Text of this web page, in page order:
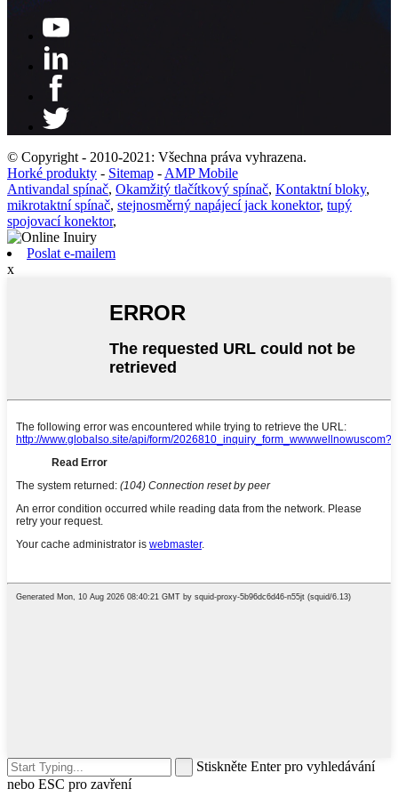
© Copyright - 2010-2021: Všechna práva vyhrazena.
Horké produkty - Sitemap - AMP Mobile
Antivandal spínač, Okamžitý tlačítkový spínač, Kontaktní bloky,
mikrotaktní spínač, stejnosměrný napájecí jack konektor, tupý
spojovací konektor,
Poslat e-mailem
x
Stiskněte Enter pro vyhledávání
nebo ESC pro zavření